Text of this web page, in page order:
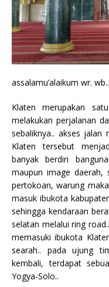
assalamu’alaikum wr. wb..
Klaten merupakan
melakukan perjalanan
sebaliknya.. akses jalan
Klaten tersebut
banyak berdiri
maupun image daerah,
pertokoan, warung
masuk ibukota
sehingga kendaraan
selatan melalui ring
memasuki ibukota
searah.. pada ujung
kembali, terdapat
Yogya-Solo..